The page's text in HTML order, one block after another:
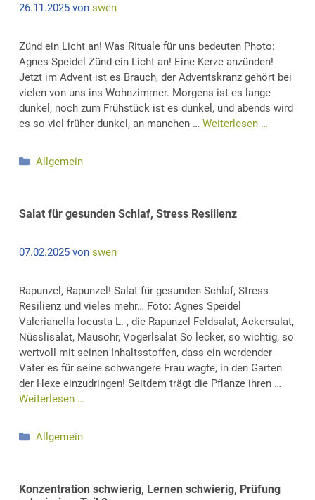
26.11.2025 von swen
Zünd ein Licht an! Was Rituale für uns bedeuten Photo:
Agnes Speidel Zünd ein Licht an! Eine Kerze anzünden!
Jetzt im Advent ist es Brauch, der Adventskranz gehört bei
vielen von uns ins Wohnzimmer. Morgens ist es lange
dunkel, noch zum Frühstück ist es dunkel, und abends wird
es so viel früher dunkel, an manchen … Weiterlesen …
Kategorien
Allgemein
Salat für gesunden Schlaf, Stress Resilienz
07.02.2025 von swen
Rapunzel, Rapunzel! Salat für gesunden Schlaf, Stress
Resilienz und vieles mehr… Foto: Agnes Speidel
Valerianella locusta L. , die Rapunzel Feldsalat, Ackersalat,
Nüsslisalat, Mausohr, Vogerlsalat So lecker, so wichtig, so
wertvoll mit seinen Inhaltsstoffen, dass ein werdender
Vater es für seine schwangere Frau wagte, in den Garten
der Hexe einzudringen! Seitdem trägt die Pflanze ihren …
Weiterlesen …
Kategorien
Allgemein
Konzentration schwierig, Lernen schwierig, Prüfung